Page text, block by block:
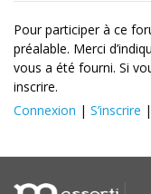
Pour participer à ce
préalable. Merci
vous a été fourni. Si
inscrire.
Connexion | S’inscrire |